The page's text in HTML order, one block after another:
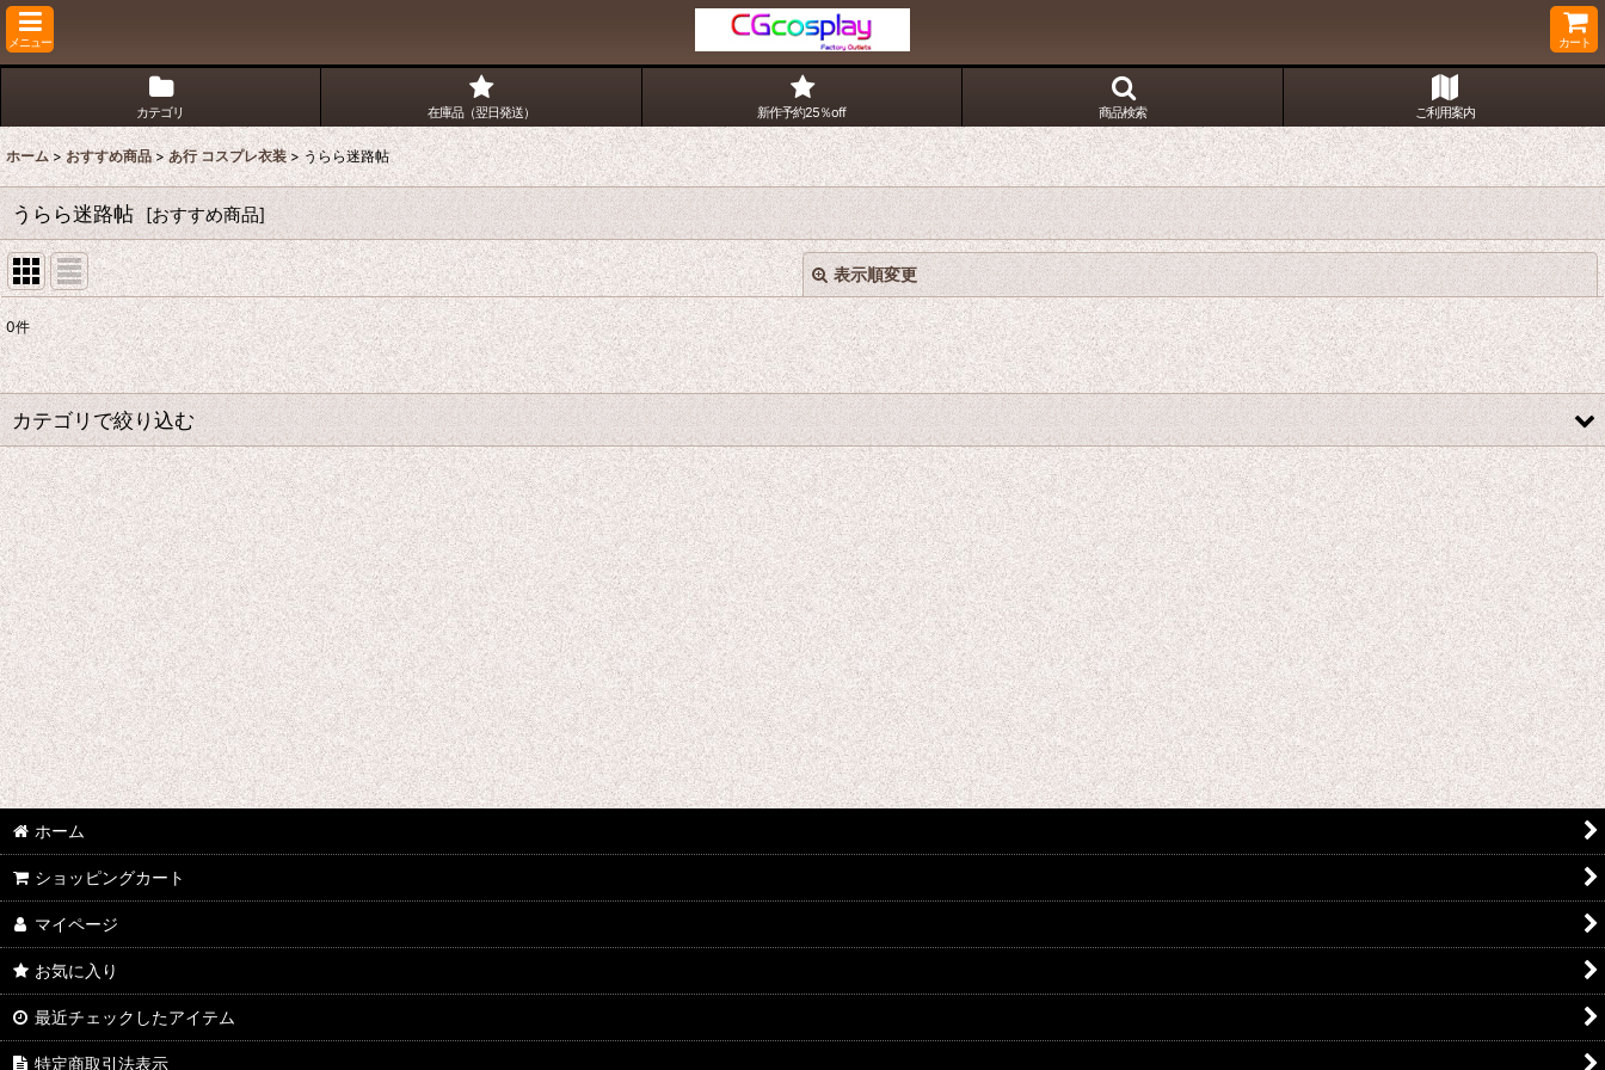
メニュー カート
カテゴリ 在庫品（翌日発送） 新作予約25％off 商品検索 ご利用案内
ホーム > おすすめ商品 > あ行 コスプレ衣装 > うらら迷路帖
うらら迷路帖 [おすすめ商品]
表示順変更
表示数:
並び順:
絞り込む
閉じる
0件
カテゴリで絞り込む
あ行 コスプレ衣装 (全商品)
ウマ娘プリティーダービー
あんさんぶるスターズ
IdentityV
アズールレーン
王様ランキング
イケメン戦国 時をかける恋
イケメン革命 アリスと恋の魔法
イケメンヴァンパイア
A3!(エースリー)
俺を好きなのはお前だけかよ
ヴァイオレット・エヴァーガーデン
ホーム
ショッピングカート
マイページ
お気に入り
最近チェックしたアイテム
特定商取引法表示